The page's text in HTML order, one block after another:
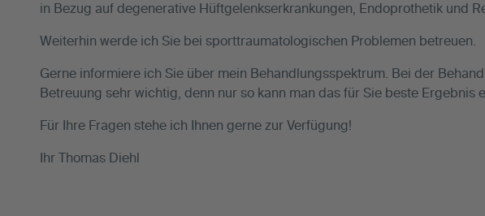
in Bezug auf degenerative Hüftgelenkserkrankungen, Endoprothetik und
Weiterhin werde ich Sie bei sporttraumatologischen Problemen betreuen.
Gerne informiere ich Sie über mein Behandlungsspektrum. Bei der
Betreuung sehr wichtig, denn nur so kann man das für Sie beste Ergebnis
Für Ihre Fragen stehe ich Ihnen gerne zur Verfügung!
Ihr Thomas Diehl